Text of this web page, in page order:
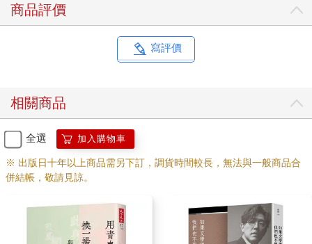
商品評價
寫評價
相關商品
全選 加入購物車
※ 出版日十年以上商品需另下訂，調貨時間較長，無法與一般商品合
併結帳，敬請見諒。